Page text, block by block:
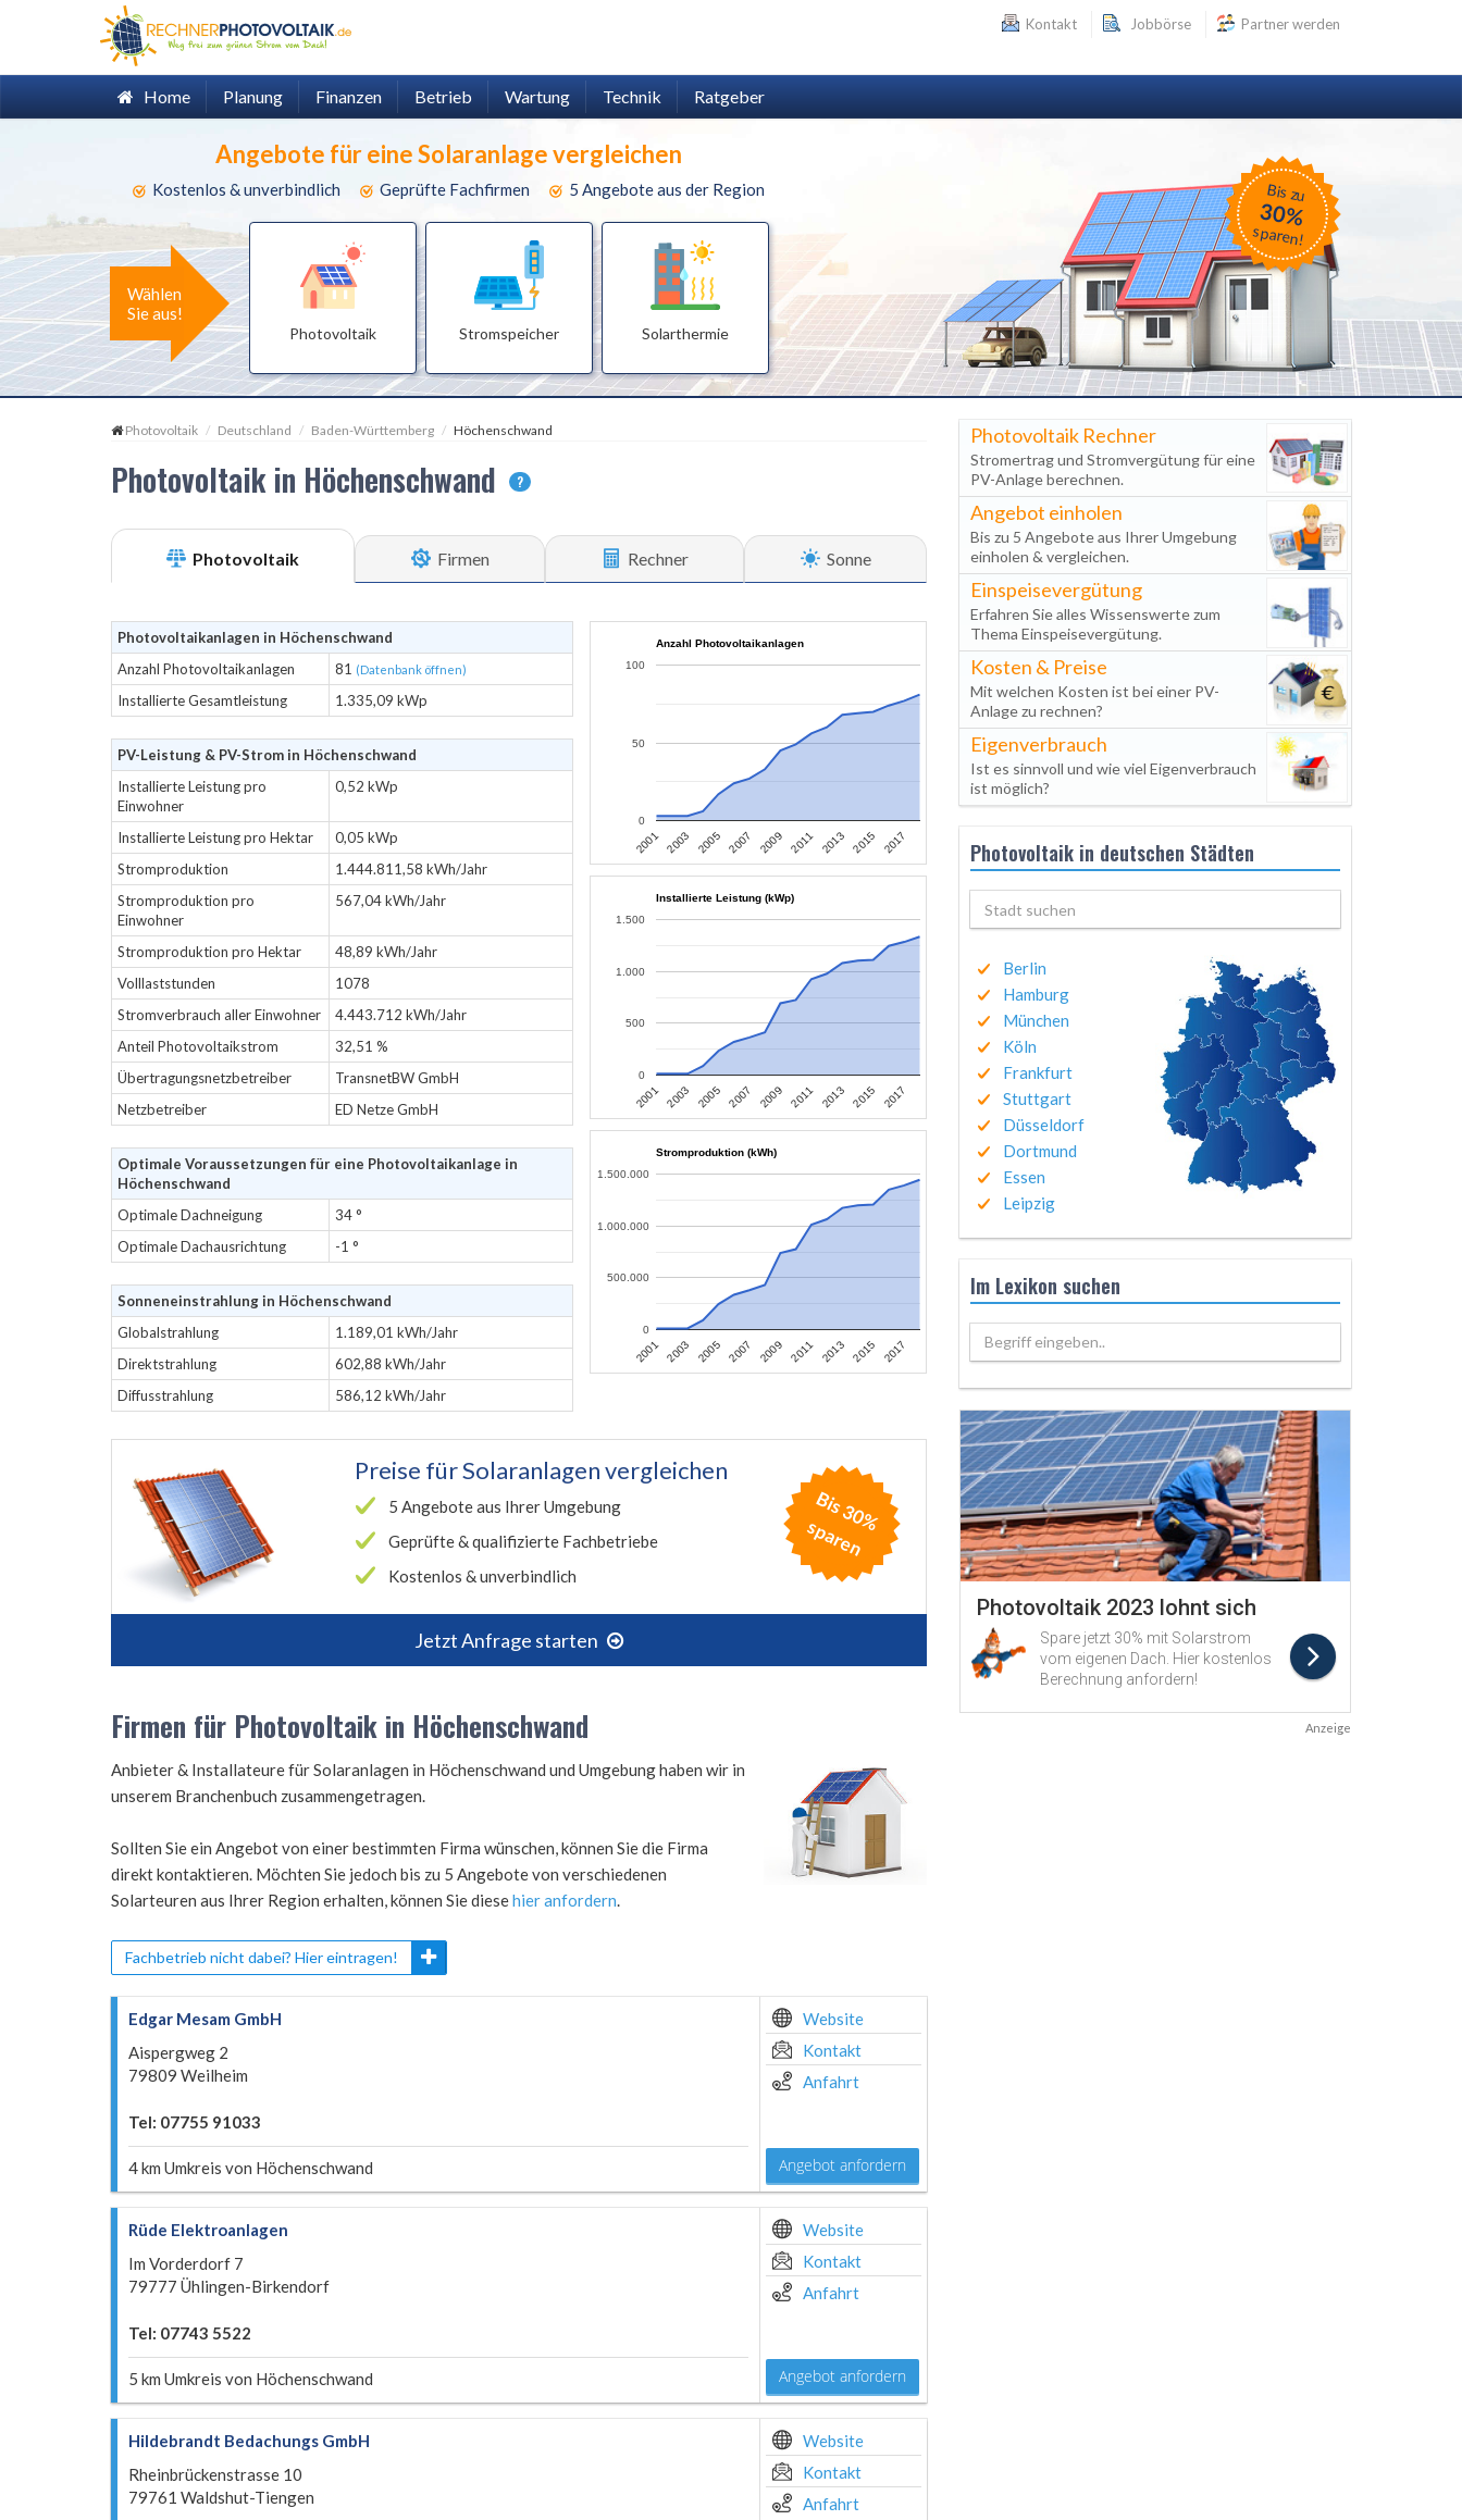
Kontakt Jobbörse Partner werden
Home Planung Finanzen Betrieb Wartung Technik Ratgeber
Angebote für eine Solaranlage vergleichen
Kostenlos & unverbindlich Geprüfte Fachfirmen 5 Angebote aus der Region
Wählen
Sie aus!
Photovoltaik Stromspeicher Solarthermie
Bis zu
30%
sparen!
Photovoltaik Deutschland Baden-Württemberg Höchenschwand
Photovoltaik in Höchenschwand ?
Photovoltaik Firmen Rechner Sonne
Photovoltaikanlagen in Höchenschwand
Anzahl Photovoltaikanlagen
81 (Datenbank öffnen)
Installierte Gesamtleistung 1.335,09 kWp
PV-Leistung & PV-Strom in Höchenschwand
Installierte Leistung pro
Einwohner
0,52 kWp
Installierte Leistung pro Hektar
0,05 kWp
Stromproduktion
1.444.811,58 kWh/Jahr
Stromproduktion pro
Einwohner
567,04 kWh/Jahr
Stromproduktion pro Hektar
48,89 kWh/Jahr
Volllaststunden
1078
Stromverbrauch aller Einwohner
4.443.712 kWh/Jahr
Anteil Photovoltaikstrom
32,51 %
Übertragungsnetzbetreiber
TransnetBW GmbH
Netzbetreiber
ED Netze GmbH
Optimale Voraussetzungen für eine Photovoltaikanlage in
Höchenschwand
Optimale Dachneigung
34 °
Optimale Dachausrichtung
-1 °
Sonneneinstrahlung in Höchenschwand
Globalstrahlung
1.189,01 kWh/Jahr
Direktstrahlung
602,88 kWh/Jahr
Diffusstrahlung
586,12 kWh/Jahr
Anzahl Photovoltaikanlagen
2001 2003 2005 2007 2009 2011 2013 2015 2017
0
50
100
Installierte Leistung (kWp)
2001 2003 2005 2007 2009 2011 2013 2015 2017
0
500
1.000
1.500
Stromproduktion (kWh)
2001 2003 2005 2007 2009 2011 2013 2015 2017
0
500.000
1.000.000
1.500.000
Preise fürSolaranlagen vergleichen
5 Angebote aus Ihrer Umgebung
Geprüfte & qualifizierte Fachbetriebe
Kostenlos & unverbindlich
Jetzt Anfrage starten
B
is
3
0
%
s
p
a
r
e
n
Firmen für Photovoltaik in Höchenschwand
Anbieter & Installateure für Solaranlagen in Höchenschwand und Umgebung haben wir in
unserem Branchenbuch zusammengetragen.
Sollten Sie ein Angebot von einer bestimmten Firma wünschen, können Sie die Firma
direkt kontaktieren. Möchten Sie jedoch bis zu 5 Angebote von verschiedenen
Solarteuren aus Ihrer Region erhalten, können Sie diesehier anfordern.
Fachbetrieb nicht dabei? Hier eintragen!
Edgar Mesam GmbH
Aispergweg 2
79809 Weilheim
Tel: 07755 91033
4 km Umkreis von Höchenschwand
Website
Kontakt
Anfahrt
Angebot anfordern
Rüde Elektroanlagen
Im Vorderdorf 7
79777 Ühlingen-Birkendorf
Tel: 07743 5522
5 km Umkreis von Höchenschwand
Website
Kontakt
Anfahrt
Angebot anfordern
Hildebrandt Bedachungs GmbH
Rheinbrückenstrasse 10
79761 Waldshut-Tiengen
Website
Kontakt
Anfahrt
Photovoltaik Rechner
Stromertrag und Stromvergütung für eine
PV-Anlage berechnen.
Angebot einholen
Bis zu 5 Angebote aus Ihrer Umgebung
einholen & vergleichen.
Einspeisevergütung
Erfahren Sie alles Wissenswerte zum
Thema Einspeisevergütung.
Kosten & Preise
Mit welchen Kosten ist bei einer PV-
Anlage zu rechnen?
Eigenverbrauch
Ist es sinnvoll und wie viel Eigenverbrauch
ist möglich?
Photovoltaik in deutschen Städten
Berlin
Hamburg
München
Köln
Frankfurt
Stuttgart
Düsseldorf
Dortmund
Essen
Leipzig
Im Lexikon suchen
Begriff eingeben..
Anzeige